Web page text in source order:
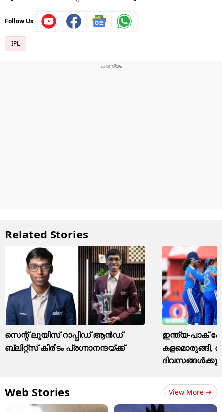
Follow Us
IPL
Related Stories
സെന്റ് ലൂയിസ് റാപ്പിഡ് ആൻഡ്
ബ്ലിറ്റ്സ് കിരീടം പ്രഗ്നാനന്ദയ്ക്ക്
ഇന്ത്യ-പാക്
കളമൊരുങ്ങി,
Web Stories View More